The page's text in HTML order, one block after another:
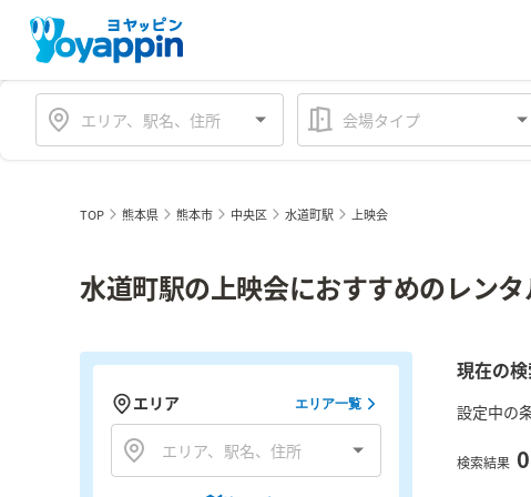
会場タイプ
TOP 熊本県 熊本市 中央区 水道町駅 上映会
水道町駅の上映会におすすめのレン
現在の
設定中の
検索結果 0
エリア エリア一覧